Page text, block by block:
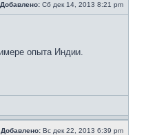
Добавлено: Сб дек 14, 2013 8:21 pm
опыта Индии.
Добавлено: Вс дек 22, 2013 6:39 pm